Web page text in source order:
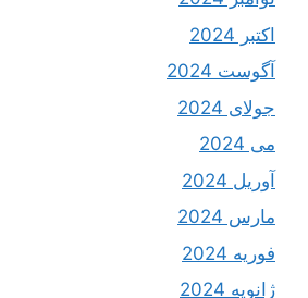
اکتبر 2024
آگوست 2024
جولای 2024
می 2024
آوریل 2024
مارس 2024
فوریه 2024
ژانویه 2024